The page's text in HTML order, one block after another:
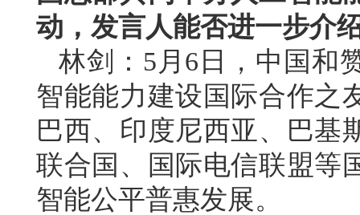
动，发言人能否进一步介
林剑：5月6日，中国和
智能能力建设国际合作之
巴西、印度尼西亚、巴基
联合国、国际电信联盟等
智能公平普惠发展。